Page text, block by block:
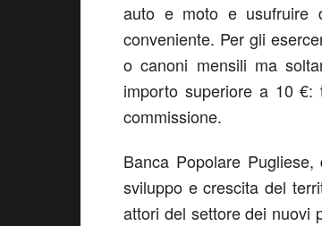
auto e moto e usufruire
conveniente. Per gli
o canoni mensili ma
importo superiore a 10
commissione.
Banca Popolare
sviluppo e crescita del
attori del settore dei nuovi